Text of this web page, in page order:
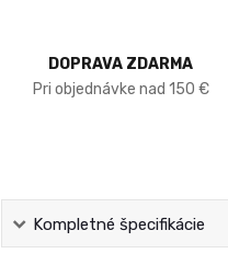
DOPRAVA ZDARMA
Pri objednávke nad 150 €
Kompletné špecifikácie